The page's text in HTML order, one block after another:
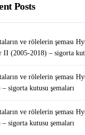
Volkswagen Polo (6R/
2017) – sigorta kutusu
Posts
ve rölelerin şeması
II (2005-2018) – sigorta
ve rölelerin şeması
– sigorta kutusu şemaları
ve rölelerin şeması
– sigorta kutusu şemaları